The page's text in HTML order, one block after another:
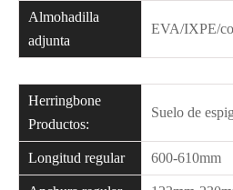
Almohadilla
adjunta
EVA/IXPE/
Herringbone
Productos:
Suelo de
Longitud regular 600-610mm